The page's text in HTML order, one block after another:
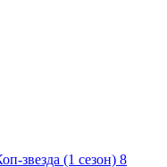
звезда (1 сезон) 8